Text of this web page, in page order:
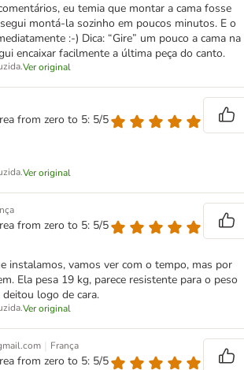
eu temia que montar a cama fosse
montá-la sozinho em poucos minutos. E o
:-) Dica: “Gire” um pouco a cama na
encaixar facilmente a última peça do canto.
Ver original
from zero to 5: 5/5
Ver original
from zero to 5: 5/5
instalamos, vamos ver com o tempo, mas por
Ela pesa 19 kg, parece resistente para o peso
logo de cara.
Ver original
| França
from zero to 5: 5/5